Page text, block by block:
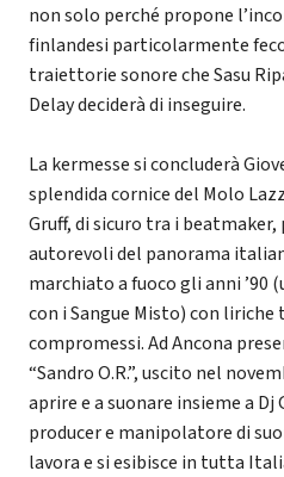
non solo perché propone
finlandesi particolarmente
traiettorie sonore che Sasu
Delay deciderà di inseguire.
La kermesse si concluderà
splendida cornice del Molo
Gruff, di sicuro tra i
autorevoli del panorama
marchiato a fuoco gli anni ’90
con i Sangue Misto) con
compromessi. Ad Ancona
“Sandro O.R.”, uscito nel
aprire e a suonare insieme a Dj
producer e manipolatore di
lavora e si esibisce in tutta